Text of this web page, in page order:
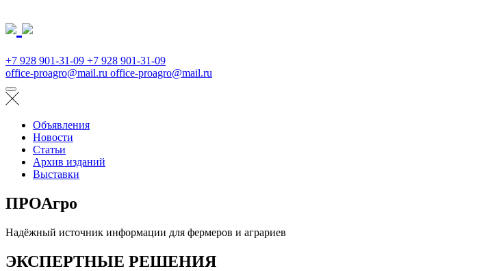
+7 928 901-31-09 +7 928 901-31-09
office-proagro@mail.ru office-proagro@mail.ru
Объявления
Новости
Статьи
Архив изданий
Выставки
ПРОАгро
Надёжный источник информации для фермеров и аграриев
ЭКСПЕРТНЫЕ РЕШЕНИЯ